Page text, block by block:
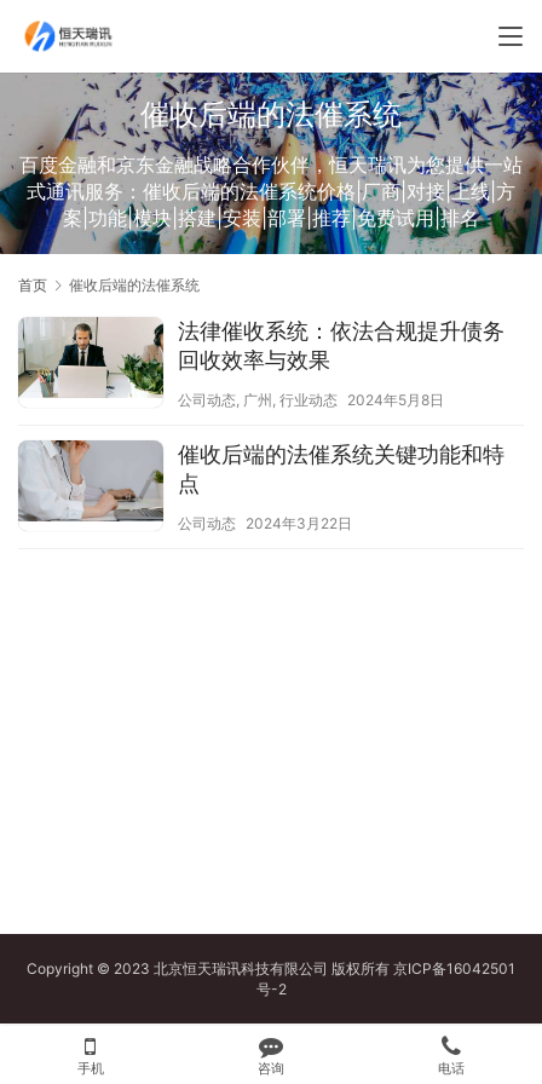
催收后端的法催系统
百度金融和京东金融战略合作伙伴，恒天瑞讯为您提供一站
式通讯服务：催收后端的法催系统价格|厂商|对接|上线|方
案|功能|模块|搭建|安装|部署|推荐|免费试用|排名
首页 催收后端的法催系统
法律催收系统：依法合规提升债务
回收效率与效果
公司动态, 广州 , 行业动态 2024年5月8日
催收后端的法催系统关键功能和特
点
公司动态 2024年3月22日
Copyright © 2023 北京恒天瑞讯科技有限公司 版权所有 京ICP备16042501
号-2
手机 咨询 电话